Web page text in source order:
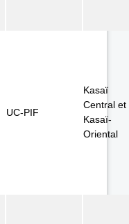
UC-PIF
Kasaï
Central et
Kasaï-
Oriental